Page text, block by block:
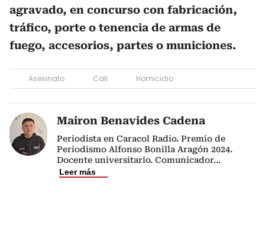
agravado, en concurso con fabricación,
tráfico, porte o tenencia de armas de
fuego, accesorios, partes o municiones.
Asesinato Cali Homicidio
Mairon Benavides Cadena
Periodista en Caracol Radio. Premio de
Periodismo Alfonso Bonilla Aragón 2024.
Docente universitario. Comunicador...
Leer más